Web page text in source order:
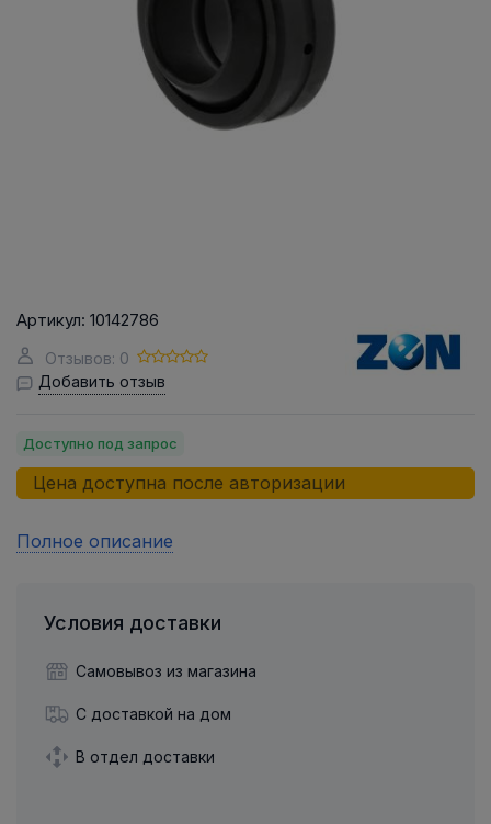
Артикул: 10142786
Отзывов: 0
Добавить отзыв
Доступно под запрос
Цена доступна после авторизации
Полное описание
Условия доставки
Самовывоз из магазина
С доставкой на дом
В отдел доставки